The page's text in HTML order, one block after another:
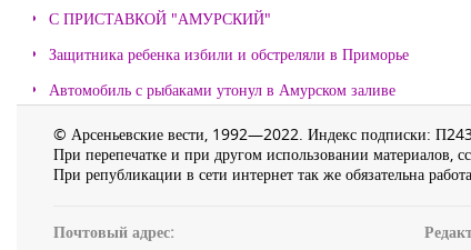
С ПРИСТАВКОЙ "АМУРСКИЙ"
Защитника ребенка избили и обстреляли в Приморье
Автомобиль с рыбаками утонул в Амурском заливе
© Арсеньевские вести, 1992—2022. Индекс подписки:
При перепечатке и при другом использовании материалов,
При републикации в сети интернет так же обязательна
Почтовый адрес: